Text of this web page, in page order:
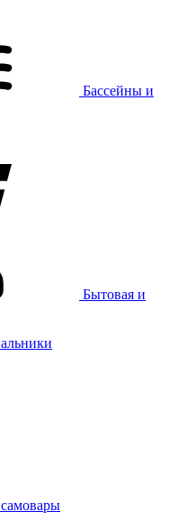
Бассейны и
Бытовая и